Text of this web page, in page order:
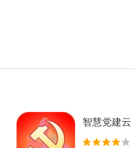
智慧党建云